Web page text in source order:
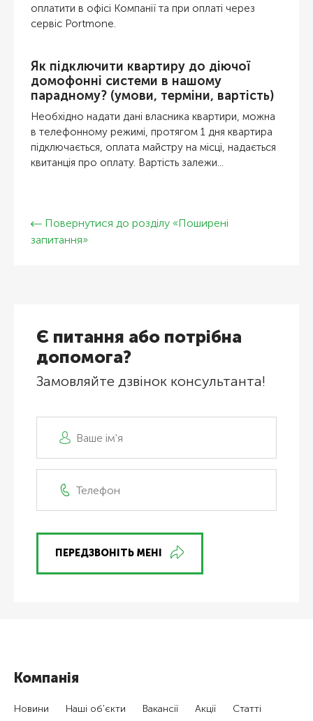
оплатити в офісі Компанії та при оплаті через
сервіс Portmone.
Як підключити квартиру до діючої
домофонні системи в нашому
парадному? (умови, терміни, вартість)
Необхідно надати дані власника квартири, можна
в телефонному режимі, протягом 1 дня квартира
підключається, оплата майстру на місці, надається
квитанція про оплату. Вартість залежи...
Повернутися до розділу «Поширені
запитання»
Є питання або потрібна
допомога?
Замовляйте дзвінок консультанта!
ПЕРЕДЗВОНІТЬ МЕНІ
Компанія
Новини Наші об'єкти Вакансії Акції Статті